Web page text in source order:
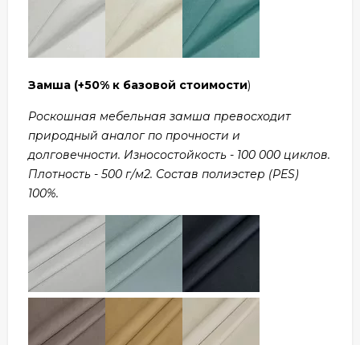
Замша (+50% к базовой стоимости)
Роскошная мебельная замша превосходит
природный аналог по прочности и
долговечности. Износостойкость - 100 000 циклов.
Плотность - 500 г/м2. Состав полиэстер (PES)
100%.